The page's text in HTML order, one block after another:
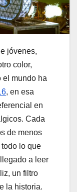
jóvenes,
color,
el mundo ha
, en esa
en
Cada
de menos
lo que
a leer
un filtro
la historia.